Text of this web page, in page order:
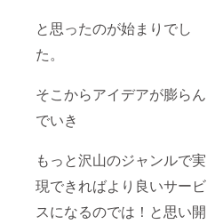
と思ったのが始まりでし
た。
そこからアイデアが膨らん
でいき
もっと沢山のジャンルで実
現できればより良いサービ
スになるのでは！と思い開